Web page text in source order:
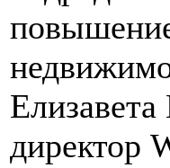
директор